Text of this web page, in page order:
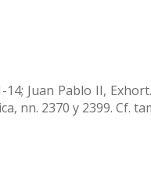
14; Juan Pablo II,
nn. 2370 y 2399. Cf.